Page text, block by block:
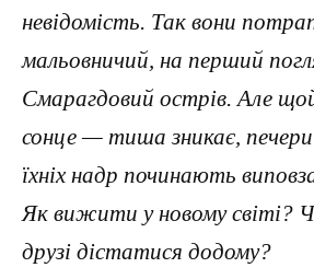
невідомість. Так вони
мальовничий, на перший
Смарагдовий острів. Але
сонце — тиша зникає,
їхніх надр починають
Як вижити у новому світі?
друзі дістатися додому?